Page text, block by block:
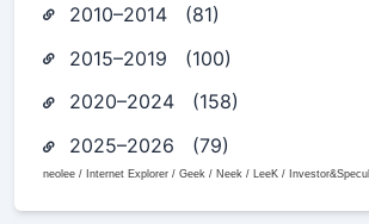
2010–2014 (81)
2015–2019 (100)
2020–2024 (158)
2025–2026 (79)
neolee / Internet Explorer / Geek / Neek / LeeK /